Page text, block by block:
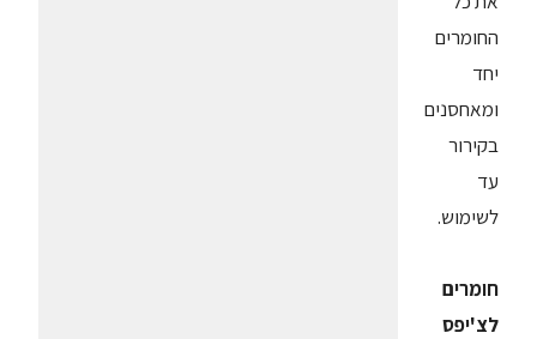
החומרים
יחד
ומאחסנים
בקירור
עד
לשימוש.
חומרים
לצ'יפס